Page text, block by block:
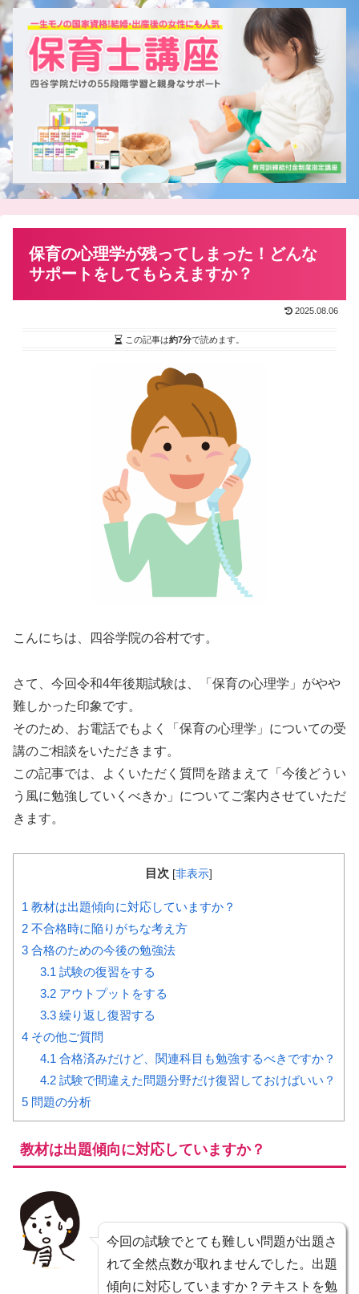
保育の心理学が残ってしまった！どんな
サポートをしてもらえますか？
2025.08.06
この記事は約7分で読めます。
こんにちは、四谷学院の谷村です。
さて、今回令和4年後期試験は、「保育の心理学」がやや
難しかった印象です。
そのため、お電話でもよく「保育の心理学」についての受
講のご相談をいただきます。
この記事では、よくいただく質問を踏まえて「今後どうい
う風に勉強していくべきか」についてご案内させていただ
きます。
目次 [非表示]
1 教材は出題傾向に対応していますか？
2 不合格時に陥りがちな考え方
3 合格のための今後の勉強法
3.1 試験の復習をする
3.2アウトプットをする
3.3繰り返し復習する
4 その他ご質問
4.1 合格済みだけど、関連科目も勉強するべきですか？
4.2試験で間違えた問題分野だけ復習しておけばいい？
5 問題の分析
教材は出題傾向に対応していますか？
今回の試験でとても難しい問題が出題さ
れて全然点数が取れませんでした。出題
傾向に対応していますか？テキストを勉